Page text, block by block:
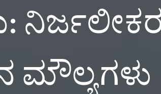
ಮೌಲ್ಯಗಳು